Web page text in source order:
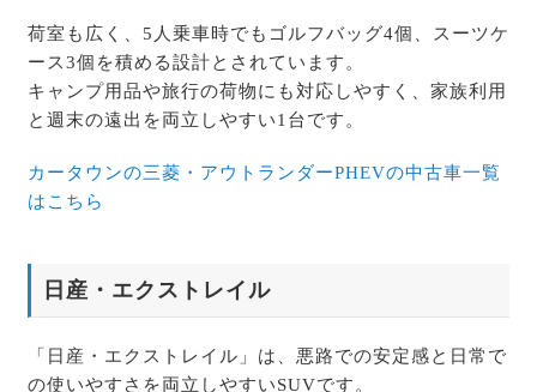
荷室も広く、5人乗車時でもゴルフバッグ4個、スーツケ
ース3個を積める設計とされています。
キャンプ用品や旅行の荷物にも対応しやすく、家族利用
と週末の遠出を両立しやすい1台です。
カータウンの三菱・アウトランダーPHEVの中古車一覧
はこちら
日産・エクストレイル
「日産・エクストレイル」は、悪路での安定感と日常で
の使いやすさを両立しやすいSUVです。